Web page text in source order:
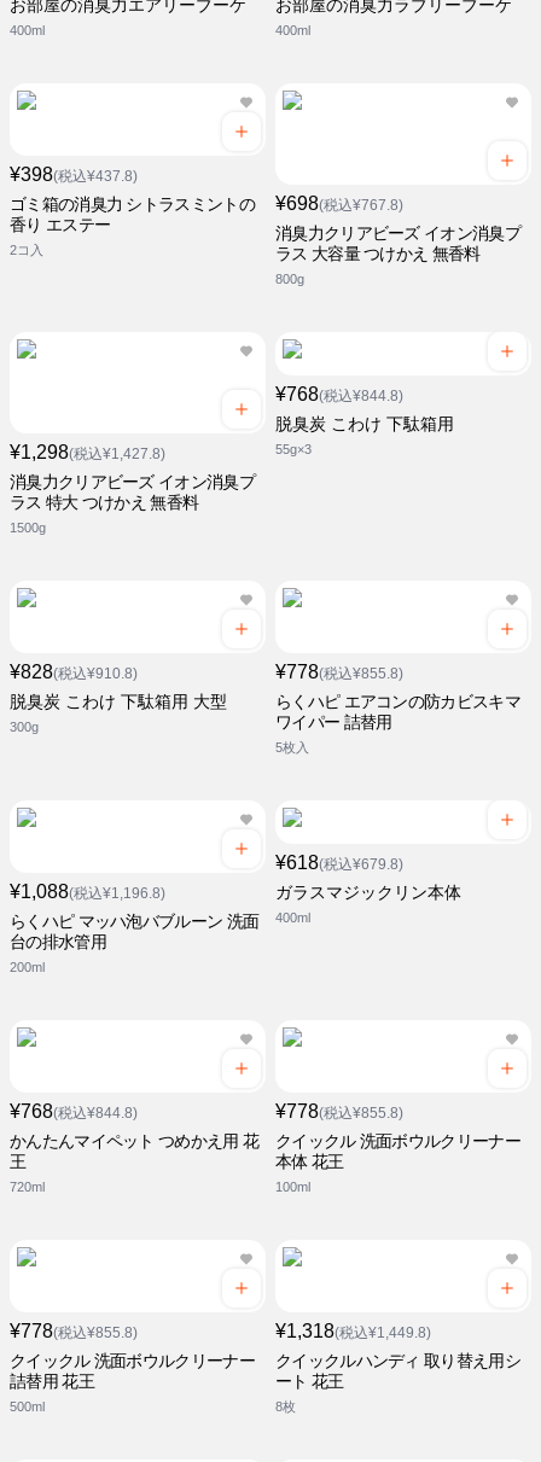
お部屋の消臭力エアリーブーケ
400ml
お部屋の消臭力ラブリーブーケ
400ml
¥398(税込¥437.8)
ゴミ箱の消臭力 シトラスミントの
香り エステー
2コ入
¥698(税込¥767.8)
消臭力クリアビーズ イオン消臭プ
ラス 大容量 つけかえ 無香料
800g
¥1,298(税込¥1,427.8)
消臭力クリアビーズ イオン消臭プ
ラス 特大 つけかえ 無香料
1500g
¥768(税込¥844.8)
脱臭炭 こわけ 下駄箱用
55g×3
¥828(税込¥910.8)
脱臭炭 こわけ 下駄箱用 大型
300g
¥778(税込¥855.8)
らくハピ エアコンの防カビスキマ
ワイパー 詰替用
5枚入
¥1,088(税込¥1,196.8)
らくハピ マッハ泡バブルーン 洗面
台の排水管用
200ml
¥618(税込¥679.8)
ガラスマジックリン本体
400ml
¥768(税込¥844.8)
かんたんマイペット つめかえ用 花
王
720ml
¥778(税込¥855.8)
クイックル 洗面ボウルクリーナー
本体 花王
100ml
¥778(税込¥855.8)
クイックル 洗面ボウルクリーナー
詰替用 花王
500ml
¥1,318(税込¥1,449.8)
クイックルハンディ 取り替え用シ
ート 花王
8枚